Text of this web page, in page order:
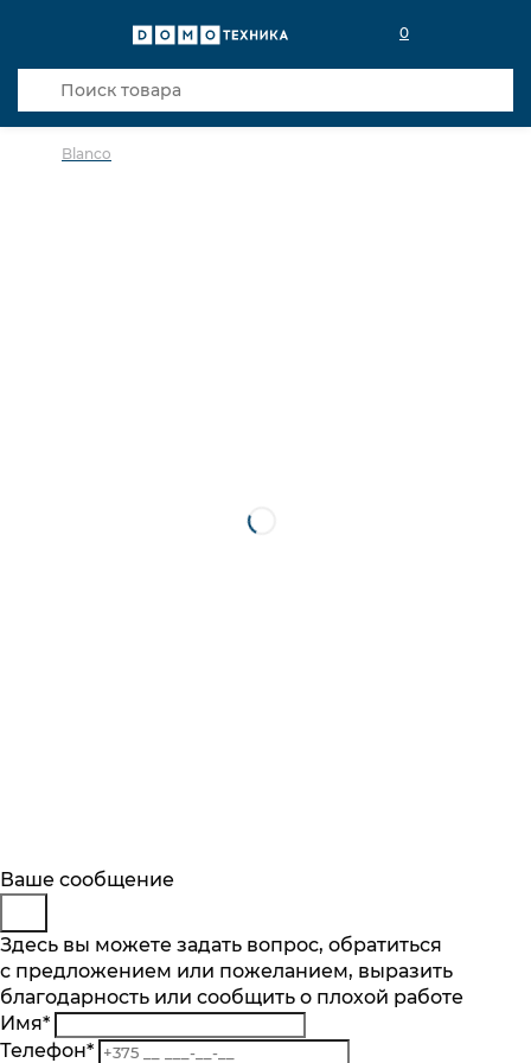
0
Blanco
Описание
Отзывы
Основные характеристики
Количество чаш шт.
1
Материал
Будьте в курсе
Подпишитесь на последние обновления
и узнавайте о новинках и специальных
предложениях первыми
Подписаться
Заказ обратного звонка
Представьтесь
Телефон*
Комментарий
Ваше сообщение
Здесь вы можете задать вопрос, обратиться
с предложением или пожеланием, выразить
благодарность или сообщить о плохой работе
Имя*
Телефон*